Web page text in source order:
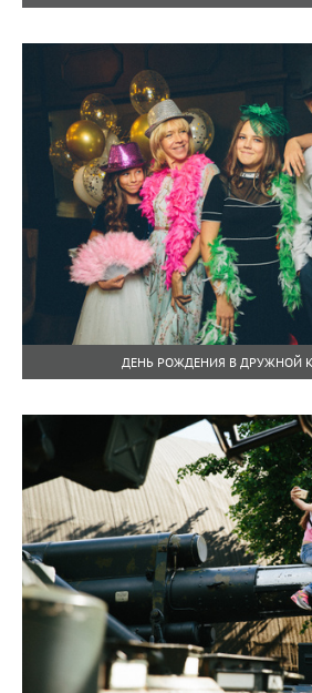
ДЕНЬ РОЖДЕНИЯ В ДРУЖНОЙ